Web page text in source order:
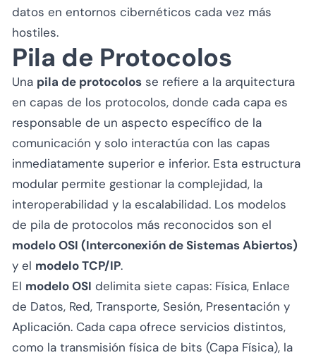
datos en entornos cibernéticos cada vez más
hostiles.
Pila de Protocolos
Una pila de protocolos se refiere a la arquitectura
en capas de los protocolos, donde cada capa es
responsable de un aspecto específico de la
comunicación y solo interactúa con las capas
inmediatamente superior e inferior. Esta estructura
modular permite gestionar la complejidad, la
interoperabilidad y la escalabilidad. Los modelos
de pila de protocolos más reconocidos son el
modelo OSI (Interconexión de Sistemas Abiertos)
y el modelo TCP/IP.
El modelo OSI delimita siete capas: Física, Enlace
de Datos, Red, Transporte, Sesión, Presentación y
Aplicación. Cada capa ofrece servicios distintos,
como la transmisión física de bits (Capa Física), la